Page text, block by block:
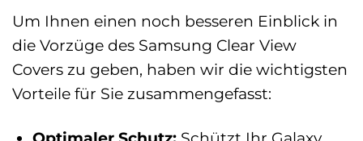
Um Ihnen einen noch besseren Einblick in
die Vorzüge des Samsung Clear View
Covers zu geben, haben wir die wichtigsten
Vorteile für Sie zusammengefasst: